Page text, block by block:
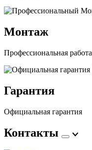
Монтаж
Профессиональная работа
Гарантия
Официальная гарантия
Контакты